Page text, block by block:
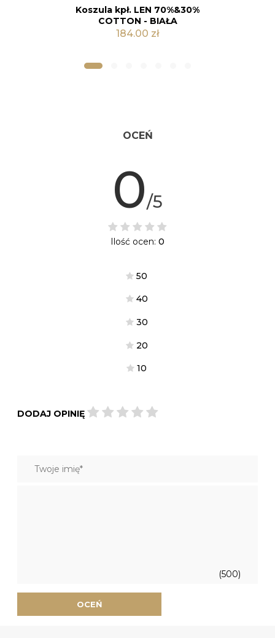
Kolor
Koszula kpł. LEN 70%&30%
COTTON - SZARA JASNA
184.00 zł
OCEŃ
0/5
Ilość ocen: 0
50
40
30
20
10
DODAJ OPINIĘ
(500)
OCEŃ